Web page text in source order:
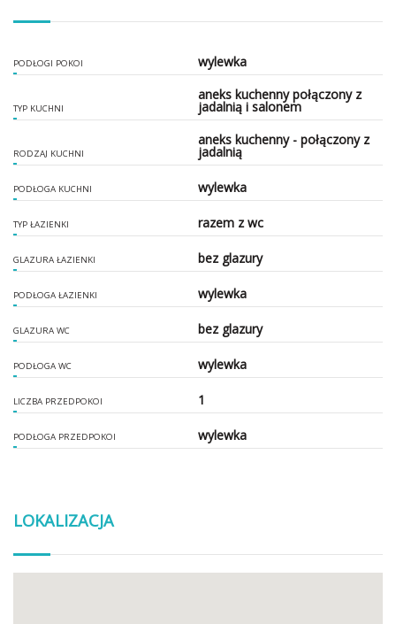
PODŁOGI POKOI wylewka
TYP KUCHNI
aneks kuchenny połączony z
jadalnią i salonem
RODZAJ KUCHNI
aneks kuchenny - połączony z
jadalnią
PODŁOGA KUCHNI wylewka
TYP ŁAZIENKI razem z wc
GLAZURA ŁAZIENKI bez glazury
PODŁOGA ŁAZIENKI wylewka
GLAZURA WC bez glazury
PODŁOGA WC wylewka
LICZBA PRZEDPOKOI 1
PODŁOGA PRZEDPOKOI wylewka
LOKALIZACJA